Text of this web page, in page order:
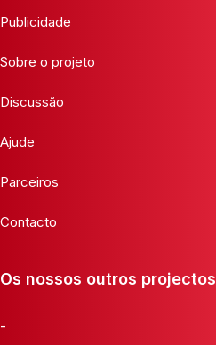
Publicidade
Sobre o projeto
Discussão
Ajude
Parceiros
Contacto
Os nossos outros projectos
-